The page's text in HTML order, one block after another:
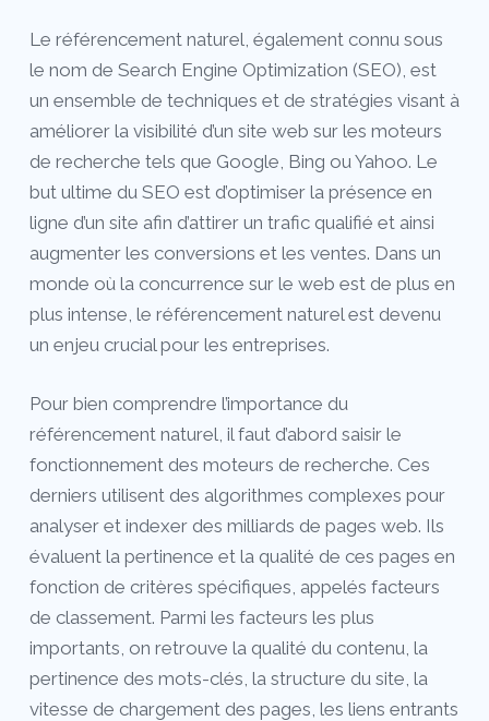
Le référencement naturel, également connu sous
le nom de Search Engine Optimization (SEO), est
un ensemble de techniques et de stratégies visant à
améliorer la visibilité d’un site web sur les moteurs
de recherche tels que Google, Bing ou Yahoo. Le
but ultime du SEO est d’optimiser la présence en
ligne d’un site afin d’attirer un trafic qualifié et ainsi
augmenter les conversions et les ventes. Dans un
monde où la concurrence sur le web est de plus en
plus intense, le référencement naturel est devenu
un enjeu crucial pour les entreprises.
Pour bien comprendre l’importance du
référencement naturel, il faut d’abord saisir le
fonctionnement des moteurs de recherche. Ces
derniers utilisent des algorithmes complexes pour
analyser et indexer des milliards de pages web. Ils
évaluent la pertinence et la qualité de ces pages en
fonction de critères spécifiques, appelés facteurs
de classement. Parmi les facteurs les plus
importants, on retrouve la qualité du contenu, la
pertinence des mots-clés, la structure du site, la
vitesse de chargement des pages, les liens entrants